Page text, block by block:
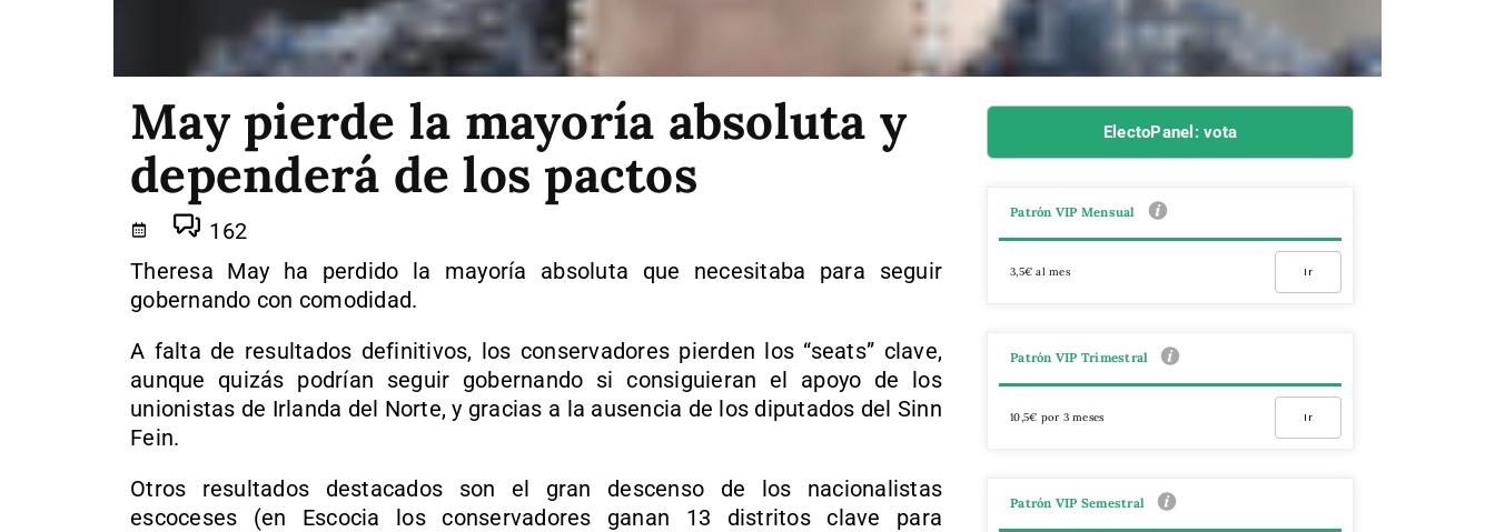
May pierde la mayoría absoluta y
dependerá de los pactos
162
Theresa May ha perdido la mayoría absoluta que necesitaba para seguir
gobernando con comodidad.
A falta de resultados definitivos, los conservadores pierden los “seats” clave,
aunque quizás podrían seguir gobernando si consiguieran el apoyo de los
unionistas de Irlanda del Norte, y gracias a la ausencia de los diputados del Sinn
Fein.
Otros resultados destacados son el gran descenso de los nacionalistas
escoceses (en Escocia los conservadores ganan 13 distritos clave para
ElectoPanel: vota
Patrón VIP Mensual
3,5€ al mes Ir
Patrón VIP Trimestral
10,5€ por 3 meses Ir
Patrón VIP Semestral